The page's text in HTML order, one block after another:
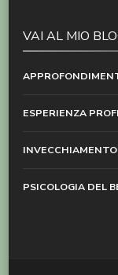
VAI AL MIO
ESPERIENZA
PSICOLOGIA DEL